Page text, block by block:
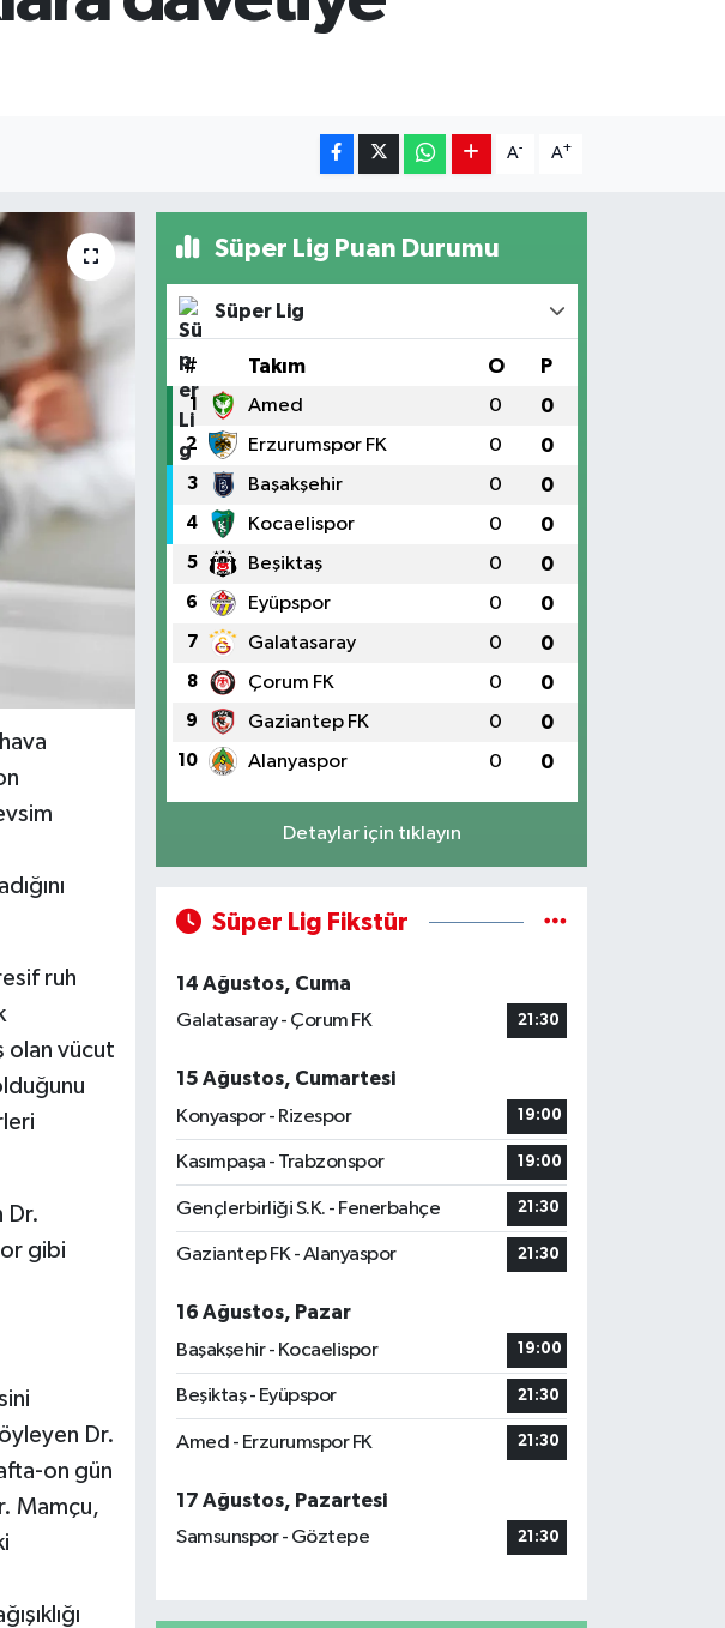
A- A+
ruh
olan vücut
Dr.
gibi
Dr.
on gün
Mamçu,
Süper Lig Puan Durumu
Süper Lig
# Takım O P
1 Amed 0 0
2 Erzurumspor FK 0 0
3 Başakşehir 0 0
4 Kocaelispor 0 0
5 Beşiktaş 0 0
6 Eyüpspor 0 0
7 Galatasaray 0 0
8 Çorum FK 0 0
9 Gaziantep FK 0 0
10 Alanyaspor 0 0
Detaylar için tıklayın
Süper Lig Fikstür
14 Ağustos, Cuma
Galatasaray - Çorum FK
21:30
15 Ağustos, Cumartesi
Konyaspor - Rizespor
19:00
Kasımpaşa - Trabzonspor 19:00
Gençlerbirliği S.K. - Fenerbahçe 21:30
Gaziantep FK - Alanyaspor 21:30
16 Ağustos, Pazar
Başakşehir - Kocaelispor
19:00
Beşiktaş - Eyüpspor 21:30
Amed - Erzurumspor FK 21:30
17 Ağustos, Pazartesi
Samsunspor - Göztepe
21:30